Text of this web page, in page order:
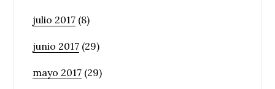
julio 2017 (8)
junio 2017 (29)
mayo 2017 (29)